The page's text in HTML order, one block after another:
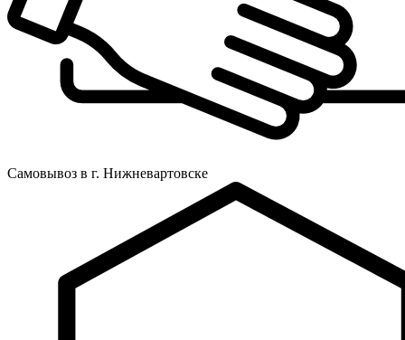
Самовывоз в г. Нижневартовске